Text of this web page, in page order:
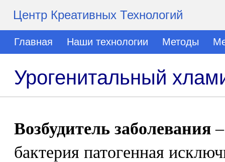
Центр Креативных Технологий
Главная Наши технологии Методы
Урогенитальный
Возбудитель заболевания
бактерия патогенная